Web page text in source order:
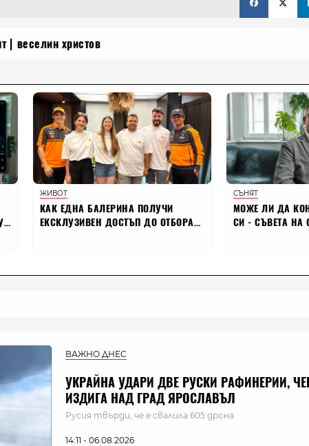
веселин христов
ВАЖНО ДНЕС
УКРАЙНА УДАРИ ДВЕ РУСКИ РАФИНЕРИИ,
ИЗДИГА НАД ГРАД ЯРОСЛАВЪЛ
Русия твърди, че е свалила 605 дрона
14:11 - 06.08.2026